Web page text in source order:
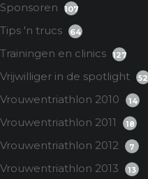
Sponsoren 107
Tips 'n trucs 64
Trainingen en clinics 127
Vrijwilliger in de spotlight 52
Vrouwentriathlon 2010 14
Vrouwentriathlon 2011 18
Vrouwentriathlon 2012 7
Vrouwentriathlon 2013 13